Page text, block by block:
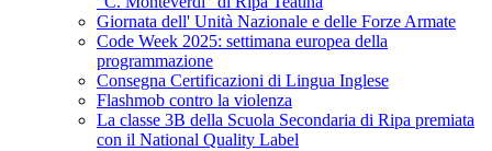
Giornata dell' Unità Nazionale e delle Forze Armate
Code Week 2025: settimana europea della
programmazione
Consegna Certificazioni di Lingua Inglese
Flashmob contro la violenza
La classe 3B della Scuola Secondaria di Ripa premiata
con il National Quality Label